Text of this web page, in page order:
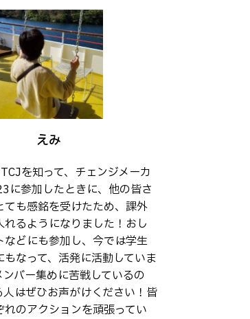
えみ
を知って、チェンジメーカ
に参加したときに、他の皆さ
ても感銘を受けたため、課外
れるようになりました！おし
などにも参加し、今では学生
もなって、活発に活動していま
バー集めに苦戦しているの
人はぜひお声がけください！皆
れのアクションを頑張ってい